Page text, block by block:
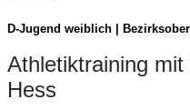
D-Jugend weiblich |
Athletiktraining
Hess